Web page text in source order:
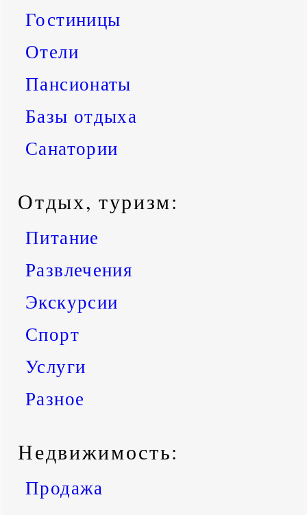
Гостиницы
Отели
Пансионаты
Базы отдыха
Санатории
Отдых, туризм:
Питание
Развлечения
Экскурсии
Спорт
Услуги
Разное
Недвижимость:
Продажа